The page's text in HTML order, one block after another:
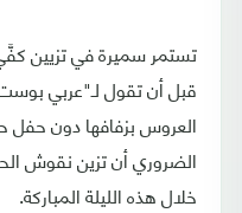
تستمر سميرة في تزيين
قبل أن تقول لـ"عربي
العروس بزفافها دون حفل
الضروري أن تزين نقوش
خلال هذه الليلة المباركة.